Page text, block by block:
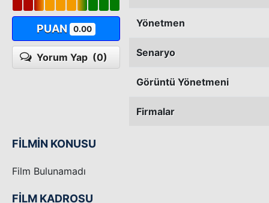
PUAN 0.00
Yorum Yap (0)
Yönetmen
Senaryo
Görüntü Yönetmeni
Firmalar
FİLMİN KONUSU
Film Bulunamadı
FİLM KADROSU